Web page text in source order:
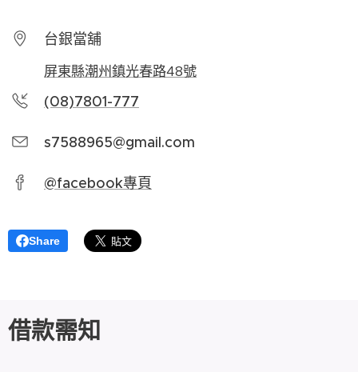
台銀當舖
屏東縣潮州鎮光春路48號
(08)7801-777
s7588965@gmail.com
@facebook專頁
Share
借款需知